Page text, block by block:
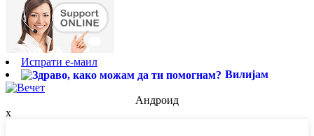
Испрати е-маил
Вилијам
Андроид
x